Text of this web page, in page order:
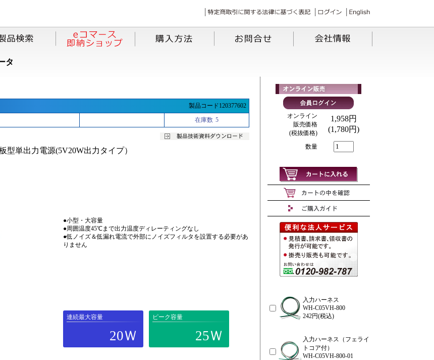
タ
製品コード120377602
在庫数 5
型単出力電源(5V20W出力タイプ）
●小型・大容量
●周囲温度45℃まで出力温度ディレーティングなし
●低ノイズ＆低漏れ電流で外部にノイズフィルタを設置する必要があ
りません
連続最大容量
20Ｗ
ピーク容量
25Ｗ
オンライン
販売価格
(税抜価格)
1,958円
(1,780円)
数量
入力ハーネス
WH-C05VH-800
242円(税込)
入力ハーネス（フェライ
トコア付）
WH-C05VH-800-01